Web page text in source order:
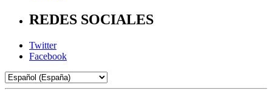
REDES SOCIALES
Twitter
Facebook